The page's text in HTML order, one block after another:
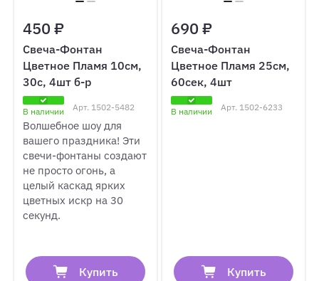
450 ₽
Свеча-Фонтан
Цветное Пламя 10см,
30с, 4шт б-р
В наличии Арт. 1502-5482
Волшебное шоу для
вашего праздника! Эти
свечи-фонтаны создают
не просто огонь, а
целый каскад ярких
цветных искр на 30
секунд.
Купить
690 ₽
Свеча-Фонтан
Цветное Пламя 25см,
60сек, 4шт
В наличии Арт. 1502-6233
Купить